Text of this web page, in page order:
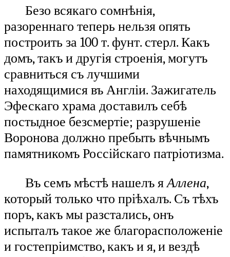
Безо всякаго сомнѣнія,
разореннаго теперь нельзя опять
построить за 100 т. фунт. стерл. Какъ
домъ, такъ и другія строенія, могутъ
сравниться съ лучшими
находящимися въ Англіи. Зажигатель
Эфескаго храма доставилъ себѣ
постыдное безсмертіе; разрушеніе
Воронова должно пребыть вѣчнымъ
памятникомъ Россійскаго патріотизма.
Въ семъ мѣстѣ нашелъ я Аллена,
который только что пріѣхалъ. Съ тѣхъ
поръ, какъ мы разстались, онъ
испыталъ такое же благорасположеніе
и гостепріимство, какъ и я, и вездѣ